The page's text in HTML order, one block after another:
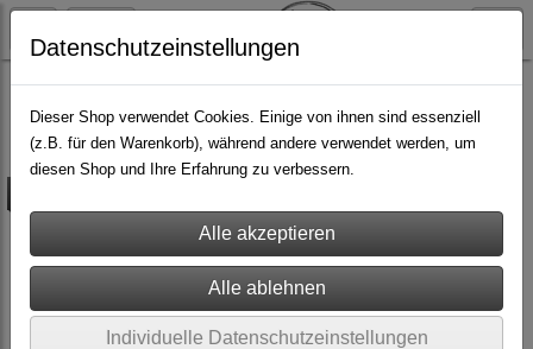
Do it yourself Stickdateien
Datenschutzeinstellungen
Dieser Shop verwendet Cookies. Einige von ihnen sind essenziell
(z.B. für den Warenkorb), während andere verwendet werden, um
diesen Shop und Ihre Erfahrung zu verbessern.
Individuelle Datenschutzeinstellungen